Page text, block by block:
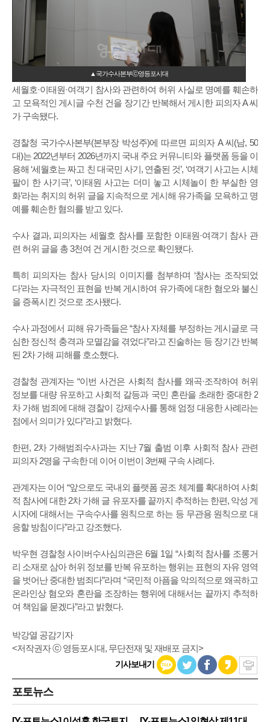
▲국가수사본부ⓒ영등포시대
세월호·이태원·여객기 참사와 관련하여 허위 사실로 명예를 훼손하
고 모욕적인 게시글 수천 건을 장기간 반복해서 게시한 피의자 A 씨
가 구속됐다.
경찰청 국가수사본부(본부장 박성주)에 따르면 피의자 A 씨(남, 50
대)는 2022년부터 2026년까지 국내 주요 커뮤니티와 플랫폼 등을 이
용해 ‘세월호는 짜고 친 대국민 사기, 연출된 것’, ‘여객기 사고는 시체
팔이 한 사기극’, ‘이태원 사고는 더미 놓고 시체놀이 한 부실한 영
화’라는 취지의 허위 글을 지속적으로 게시해 유가족을 모욕하고 명
예를 훼손한 혐의를 받고 있다.
수사 결과, 피의자는 세월호 참사를 포함한 이태원·여객기 참사 관
련 허위 글을 총 3천여 건 게시한 것으로 확인됐다.
특히 피의자는 참사 당시의 이미지를 첨부하며 ‘참사는 조작되었
다’라는 자극적인 표현을 반복 게시하여 유가족에 대한 혐오와 불신
을 증폭시킨 것으로 조사됐다.
수사 과정에서 피해 유가족들은 “참사 자체를 부정하는 게시글로 극
심한 정신적 충격과 모멸감을 겪었다”라고 진술하는 등 장기간 반복
된 2차 가해 피해를 호소했다.
경찰청 관계자는 “이번 사건은 사회적 참사를 왜곡·조작하여 허위
정보를 대량 유포하고 사회적 갈등과 국민 혼란을 초래한 중대한 2
차 가해 범죄에 대해 경찰이 강제수사를 통해 엄정 대응한 사례라는
점에서 의미가 있다”라고 밝혔다.
한편, 2차 가해범죄수사과는 지난 7월 출범 이후 사회적 참사 관련
피의자 2명을 구속한 데 이어 이번이 3번째 구속 사례다.
관계자는 이어 “앞으로도 국내외 플랫폼 공조 체계를 확대하여 사회
적 참사에 대한 2차 가해 글 유포자를 끝까지 추적하는 한편, 악성 게
시자에 대해서는 구속수사를 원칙으로 하는 등 무관용 원칙으로 대
응할 방침이다”라고 강조했다.
박우현 경찰청 사이버수사심의관은 6월 1일 “사회적 참사를 조롱거
리 소재로 삼아 허위 정보를 반복 유포하는 행위는 표현의 자유 영역
을 벗어난 중대한 범죄다”라며 “국민적 아픔을 악의적으로 왜곡하고
온라인상 혐오와 혼란을 조장하는 행위에 대해서는 끝까지 추적하
여 책임을 묻겠다”라고 밝혔다.
박강열 공감기자
<저작권자 ⓒ 영등포시대, 무단전재 및 재배포 금지>
기사보내기
포토뉴스